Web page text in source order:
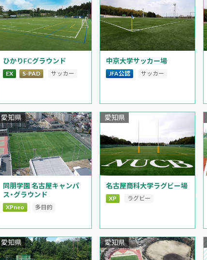
ひかりFCグラウンド
EX S-PAD サッカー
中京大学サッカー場
JFA公認 サッカー
同朋学園 名古屋キャンパ
ス・グラウンド
愛知県
XPneo 多目的
名古屋商科大学ラグビー場
愛知県
XP ラグビー
愛知県 愛知県